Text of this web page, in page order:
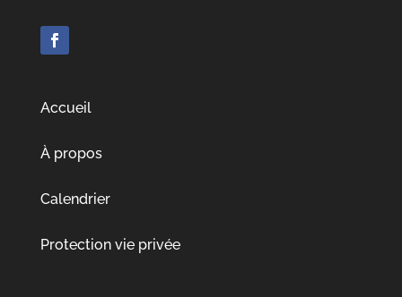
Accueil
À propos
Calendrier
Protection vie privée